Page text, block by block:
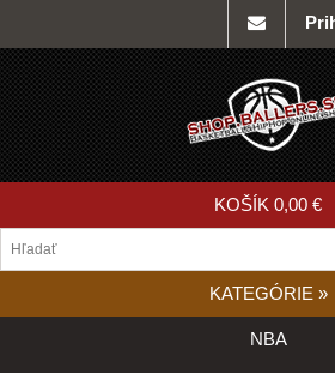
KOŠÍK 0,00 €
KATEGÓRIE »
NBA